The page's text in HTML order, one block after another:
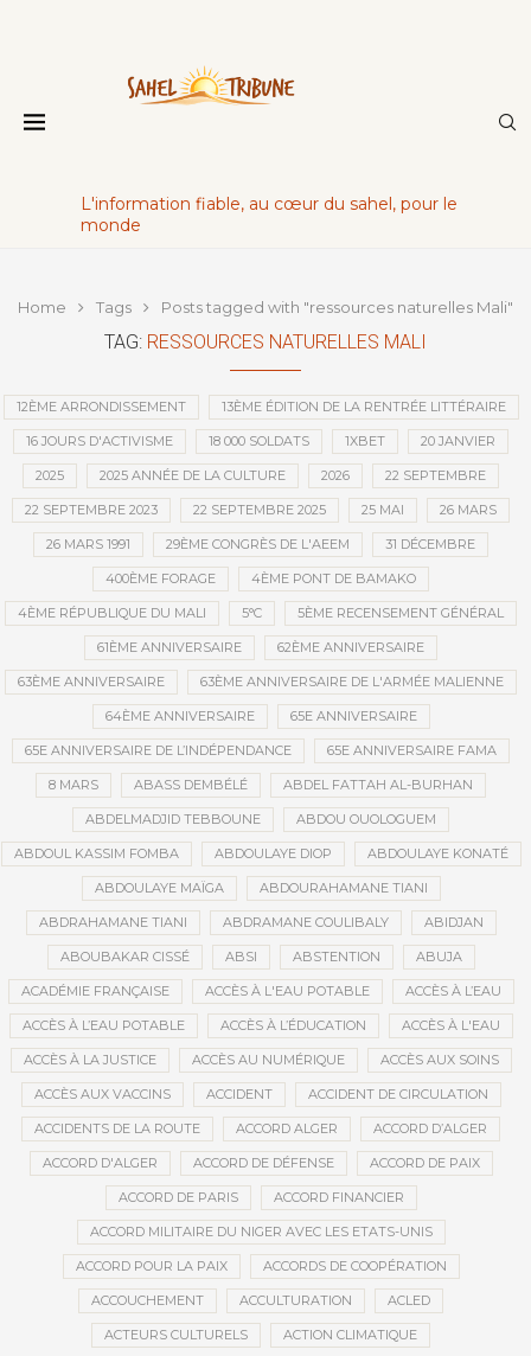
L'information fiable, au cœur du sahel, pour le
monde
Home Tags Posts tagged with "ressources naturelles Mali"
TAG: RESSOURCES NATURELLES MALI
12ÈME ARRONDISSEMENT 13ÈME ÉDITION DE LA RENTRÉE LITTÉRAIRE
16 JOURS D'ACTIVISME 18 000 SOLDATS 1XBET 20 JANVIER
2025 2025 ANNÉE DE LA CULTURE 2026 22 SEPTEMBRE
22 SEPTEMBRE 2023 22 SEPTEMBRE 2025 25 MAI 26 MARS
26 MARS 1991 29ÈME CONGRÈS DE L'AEEM 31 DÉCEMBRE
400ÈME FORAGE 4ÈME PONT DE BAMAKO
4ÈME RÉPUBLIQUE DU MALI 5°C 5ÈME RECENSEMENT GÉNÉRAL
61ÈME ANNIVERSAIRE 62ÈME ANNIVERSAIRE
63ÈME ANNIVERSAIRE 63ÈME ANNIVERSAIRE DE L'ARMÉE MALIENNE
64ÈME ANNIVERSAIRE 65E ANNIVERSAIRE
65E ANNIVERSAIRE DE L’INDÉPENDANCE 65E ANNIVERSAIRE FAMA
8 MARS ABASS DEMBÉLÉ ABDEL FATTAH AL-BURHAN
ABDELMADJID TEBBOUNE ABDOU OUOLOGUEM
ABDOUL KASSIM FOMBA ABDOULAYE DIOP ABDOULAYE KONATÉ
ABDOULAYE MAÏGA ABDOURAHAMANE TIANI
ABDRAHAMANE TIANI ABDRAMANE COULIBALY ABIDJAN
ABOUBAKAR CISSÉ ABSI ABSTENTION ABUJA
ACADÉMIE FRANÇAISE ACCÈS À L'EAU POTABLE ACCÈS À L’EAU
ACCÈS À L’EAU POTABLE ACCÈS À L’ÉDUCATION ACCÈS À L'EAU
ACCÈS À LA JUSTICE ACCÈS AU NUMÉRIQUE ACCÈS AUX SOINS
ACCÈS AUX VACCINS ACCIDENT ACCIDENT DE CIRCULATION
ACCIDENTS DE LA ROUTE ACCORD ALGER ACCORD D’ALGER
ACCORD D'ALGER ACCORD DE DÉFENSE ACCORD DE PAIX
ACCORD DE PARIS ACCORD FINANCIER
ACCORD MILITAIRE DU NIGER AVEC LES ETATS-UNIS
ACCORD POUR LA PAIX ACCORDS DE COOPÉRATION
ACCOUCHEMENT ACCULTURATION ACLED
ACTEURS CULTURELS ACTION CLIMATIQUE